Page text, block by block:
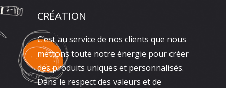
CRÉATION
C’est au service de nos clients que nous
mettons toute notre énergie pour créer
des produits uniques et personnalisés.
Dans le respect des valeurs et de